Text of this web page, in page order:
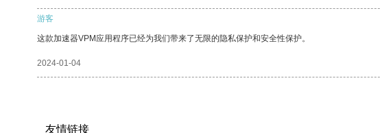
游客
这款加速器VPM应用程序已经为我们带来了无限的隐私保护和安全性保护。
2024-01-04
友情链接